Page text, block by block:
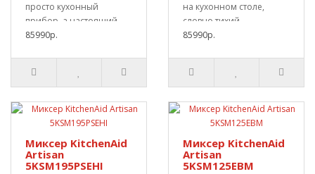
просто кухонный
прибор, а настоящий
символ кулинарно..
85990р.
на кухонном столе,
словно тихий
наблюдатель, готовый..
85990р.
Миксер KitchenAid
Artisan
5KSM195PSEHI
Миксер KitchenAid
Artisan
5KSM125EBM